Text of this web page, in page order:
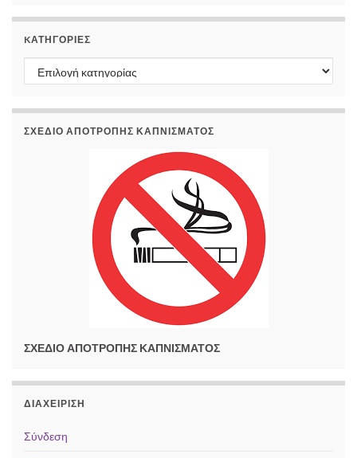
KΑΤΗΓΟΡΊΕΣ
Kατηγορίες
ΣΧΕΔΙΟ ΑΠΟΤΡΟΠΗΣ ΚΑΠΝΙΣΜΑΤΟΣ
ΣΧΕΔΙΟ ΑΠΟΤΡΟΠΗΣ ΚΑΠΝΙΣΜΑΤΟΣ
ΔΙΑΧΕΊΡΙΣΗ
Σύνδεση